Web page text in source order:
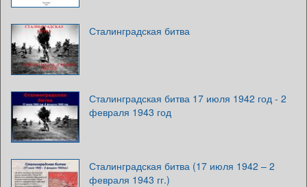
Сталинградская битва
Сталинградская битва 17 июля 1942 год - 2
февраля 1943 год
Сталинградская битва (17 июля 1942 – 2
февраля 1943 гг.)